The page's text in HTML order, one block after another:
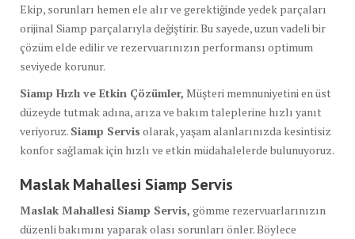
Ekip, sorunları hemen ele alır ve gerektiğinde yedek parçaları
orijinal Siamp parçalarıyla değiştirir. Bu sayede, uzun vadeli bir
çözüm elde edilir ve rezervuarınızın performansı optimum
seviyede korunur.
Siamp Hızlı ve Etkin Çözümler, Müşteri memnuniyetini en üst
düzeyde tutmak adına, arıza ve bakım taleplerine hızlı yanıt
veriyoruz. Siamp Servis olarak, yaşam alanlarınızda kesintisiz
konfor sağlamak için hızlı ve etkin müdahalelerde bulunuyoruz.
Maslak Mahallesi Siamp Servis
Maslak Mahallesi Siamp Servis, gömme rezervuarlarınızın
düzenli bakımını yaparak olası sorunları önler. Böylece